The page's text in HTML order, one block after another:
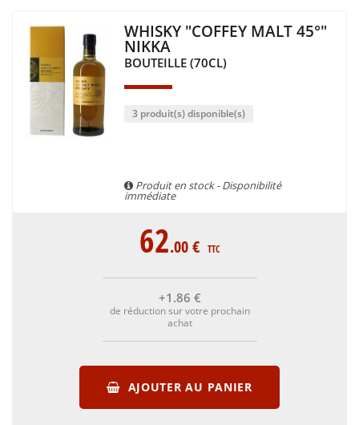
WHISKY "COFFEY MALT 45°"
NIKKA
BOUTEILLE (70CL)
3 produit(s) disponible(s)
Produit en stock - Disponibilité
immédiate
62.00€ TTC
+1 .86 €
de réduction sur votre prochain
achat
AJOUTER AU PANIER